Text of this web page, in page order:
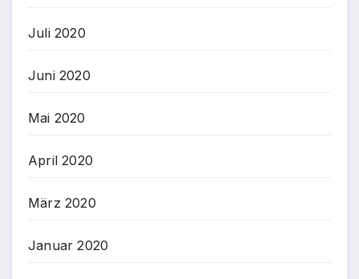
Juli 2020
Juni 2020
Mai 2020
April 2020
März 2020
Januar 2020